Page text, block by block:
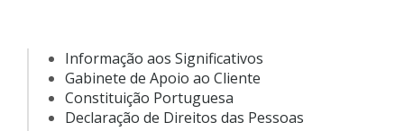
Informação aos Significativos
Gabinete de Apoio ao Cliente
Constituição Portuguesa
Declaração de Direitos das Pessoas